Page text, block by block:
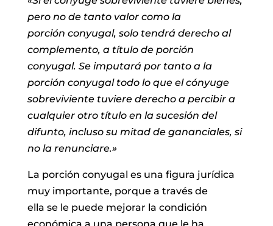
pero no de tanto valor como la
porción conyugal, solo tendrá derecho al
complemento, a título de porción
conyugal. Se imputará por tanto a la
porción conyugal todo lo que el cónyuge
sobreviviente tuviere derecho a percibir a
cualquier otro título en la sucesión del
difunto, incluso su mitad de gananciales, si
no la renunciare.»
La porción conyugal es una figura jurídica
muy importante, porque a través de
ella se le puede mejorar la condición